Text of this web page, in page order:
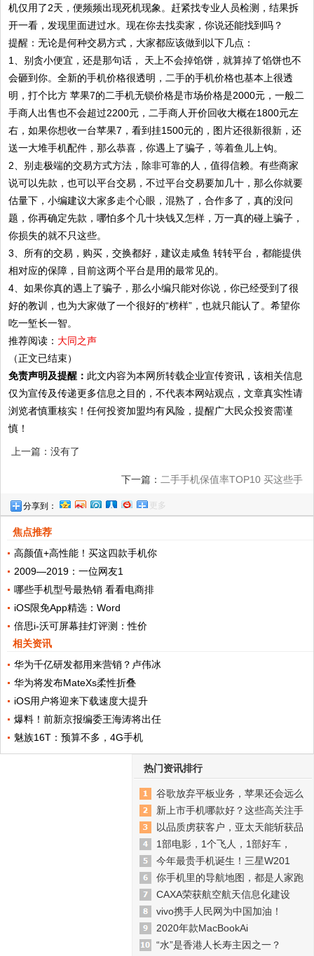
机仅用了2天，便频频出现死机现象。赶紧找专业人员检测，结果拆
开一看，发现里面进过水。现在你去找卖家，你说还能找到吗？
提醒：无论是何种交易方式，大家都应该做到以下几点：
1、别贪小便宜，还是那句话， 天上不会掉馅饼，就算掉了馅饼也不
会砸到你。全新的手机价格很透明，二手的手机价格也基本上很透
明，打个比方 苹果7的二手机无锁价格是市场价格是2000元，一般二
手商人出售也不会超过2200元，二手商人开价回收大概在1800元左
右，如果你想收一台苹果7，看到挂1500元的，图片还很新很新，还
送一大堆手机配件，那么恭喜，你遇上了骗子，等着鱼儿上钩。
2、别走极端的交易方式方法，除非可靠的人，值得信赖。有些商家
说可以先款，也可以平台交易，不过平台交易要加几十，那么你就要
估量下，小编建议大家多走个心眼，混熟了，合作多了，真的没问
题，你再确定先款，哪怕多个几十块钱又怎样，万一真的碰上骗子，
你损失的就不只这些。
3、所有的交易，购买，交换都好，建议走咸鱼 转转平台，都能提供
相对应的保障，目前这两个平台是用的最常见的。
4、如果你真的遇上了骗子，那么小编只能对你说，你已经受到了很
好的教训，也为大家做了一个很好的“榜样”，也就只能认了。希望你
吃一堑长一智。
推荐阅读： 大同之声
（正文已结束）
免责声明及提醒： 此文内容为本网所转载企业宣传资讯，该相关信息
仅为宣传及传递更多信息之目的，不代表本网站观点，文章真实性请
浏览者慎重核实！任何投资加盟均有风险，提醒广大民众投资需谨
慎！
上一篇：没有了
下一篇： 二手手机保值率TOP10 买这些手
分享到： 更多
焦点推荐
高颜值+高性能！买这四款手机你
2009—2019：一位网友1
哪些手机型号最热销 看看电商排
iOS限免App精选：Word
倍思i-沃可屏幕挂灯评测：性价
相关资讯
华为千亿研发都用来营销？卢伟冰
华为将发布MateXs柔性折叠
iOS用户将迎来下载速度大提升
爆料！前新京报编委王海涛将出任
魅族16T：预算不多，4G手机
热门资讯排行
谷歌放弃平板业务，苹果还会远么
新上市手机哪款好？这些高关注手
以品质虏获客户，亚太天能斩获品
1部电影，1个飞人，1部好车，
今年最贵手机诞生！三星W201
你手机里的导航地图，都是人家跑
CAXA荣获航空航天信息化建设
vivo携手人民网为中国加油！
2020年款MacBookAi
“水”是香港人长寿主因之一？